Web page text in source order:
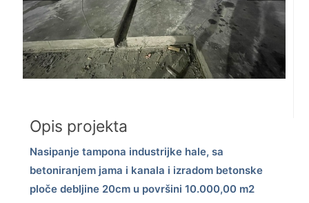
Opis projekta
Nasipanje tampona industrijke hale, sa
betoniranjem jama i kanala i izradom betonske
ploče debljine 20cm u površini 10.000,00 m2